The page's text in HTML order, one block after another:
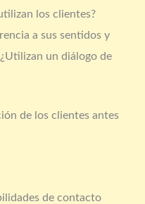
los clientes?
a sus sentidos y
un diálogo de
de los clientes antes
de contacto